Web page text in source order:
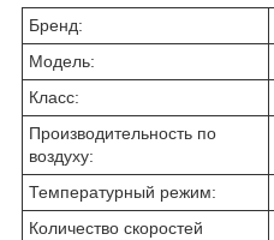
Бренд:
Модель:
Класс:
Производительность по
воздуху:
Температурный режим:
Количество скоростей